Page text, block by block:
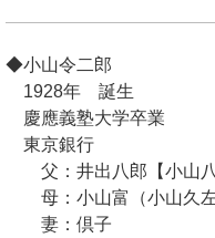
◆小山令二郎
1928年 誕生
慶應義塾大学卒業
東京銀行
父：井出八郎【小山八
母：小山富（小山久左
妻：倶子